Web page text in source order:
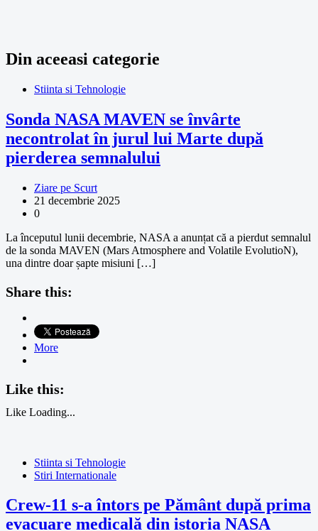
Din aceeasi categorie
Stiinta si Tehnologie
Sonda NASA MAVEN se învârte
necontrolat în jurul lui Marte după
pierderea semnalului
Ziare pe Scurt
21 decembrie 2025
0
La începutul lunii decembrie, NASA a anunțat că a pierdut semnalul
de la sonda MAVEN (Mars Atmosphere and Volatile EvolutioN),
una dintre doar șapte misiuni […]
Share this:
More
Like this:
Like Loading...
Stiinta si Tehnologie
Stiri Internationale
Crew-11 s-a întors pe Pământ după prima
evacuare medicală din istoria NASA